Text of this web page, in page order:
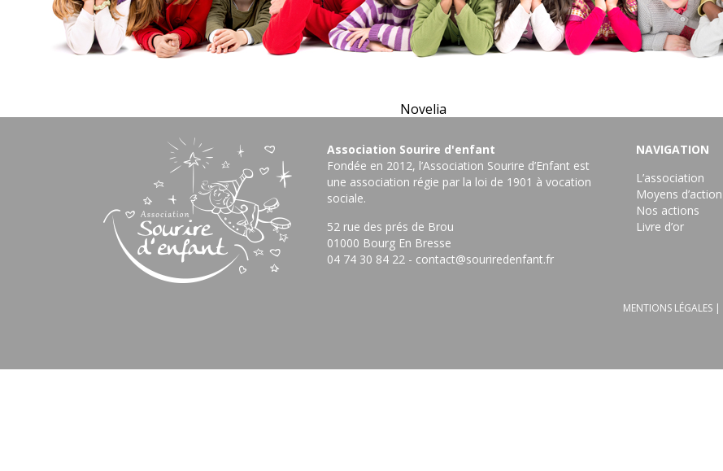
Novelia
Association Sourire d'enfant
Fondée en 2012, l’Association Sourire d’Enfant est
une association régie par la loi de 1901 à vocation
sociale.
52 rue des prés de Brou
01000 Bourg En Bresse ‎
04 74 30 84 22 - contact@souriredenfant.fr
NAVIGATION
L’association
Moyens d’action
Nos actions
Livre d’or
MENTIONS LÉGALES |